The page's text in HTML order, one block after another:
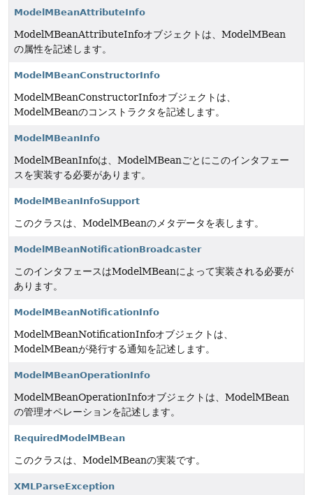
ModelMBeanAttributeInfo
ModelMBeanAttributeInfoオブジェクトは、ModelMBean
の属性を記述します。
ModelMBeanConstructorInfo
ModelMBeanConstructorInfoオブジェクトは、
ModelMBeanのコンストラクタを記述します。
ModelMBeanInfo
ModelMBeanInfoは、ModelMBeanごとにこのインタフェー
スを実装する必要があります。
ModelMBeanInfoSupport
このクラスは、ModelMBeanのメタデータを表します。
ModelMBeanNotificationBroadcaster
このインタフェースはModelMBeanによって実装される必要が
あります。
ModelMBeanNotificationInfo
ModelMBeanNotificationInfoオブジェクトは、
ModelMBeanが発行する通知を記述します。
ModelMBeanOperationInfo
ModelMBeanOperationInfoオブジェクトは、ModelMBean
の管理オペレーションを記述します。
RequiredModelMBean
このクラスは、ModelMBeanの実装です。
XMLParseException